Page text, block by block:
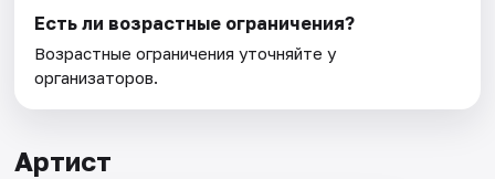
Есть ли возрастные ограничения?
Возрастные ограничения уточняйте у
организаторов.
Артист